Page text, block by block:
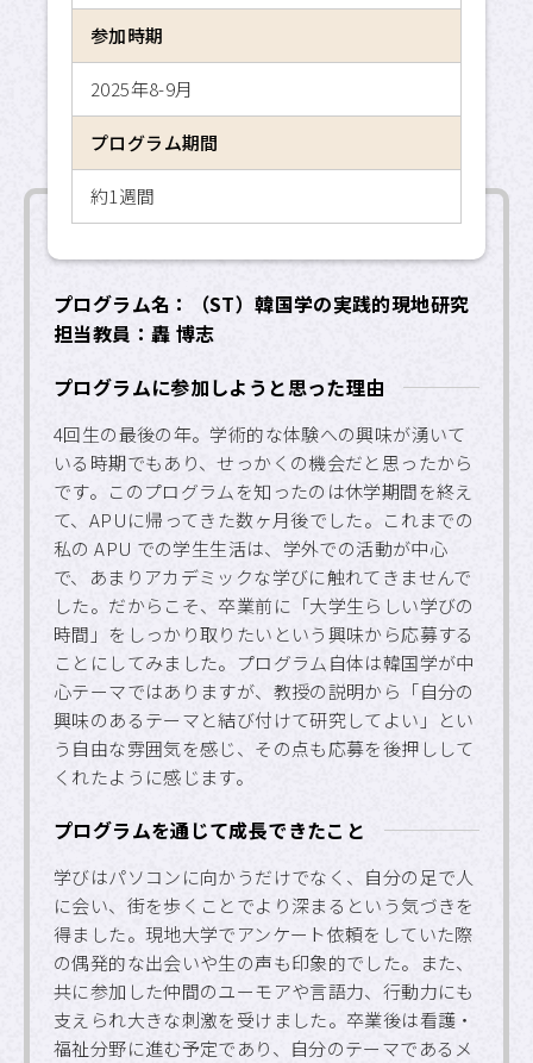
参加時期
2025年8-9月
プログラム期間
約1週間
プログラム名：（ST）韓国学の実践的現地研究
担当教員：轟 博志
プログラムに参加しようと思った理由
4回生の最後の年。学術的な体験への興味が湧いて
いる時期でもあり、せっかくの機会だと思ったから
です。このプログラムを知ったのは休学期間を終え
て、APUに帰ってきた数ヶ月後でした。これまでの
私の APU での学生生活は、学外での活動が中心
で、あまりアカデミックな学びに触れてきませんで
した。だからこそ、卒業前に「大学生らしい学びの
時間」をしっかり取りたいという興味から応募する
ことにしてみました。プログラム自体は韓国学が中
心テーマではありますが、教授の説明から「自分の
興味のあるテーマと結び付けて研究してよい」とい
う自由な雰囲気を感じ、その点も応募を後押しして
くれたように感じます。
プログラムを通じて成長できたこと
学びはパソコンに向かうだけでなく、自分の足で人
に会い、街を歩くことでより深まるという気づきを
得ました。現地大学でアンケート依頼をしていた際
の偶発的な出会いや生の声も印象的でした。また、
共に参加した仲間のユーモアや言語力、行動力にも
支えられ大きな刺激を受けました。卒業後は看護・
福祉分野に進む予定であり、自分のテーマであるメ
APU SALC
APU サービスラーニング・
APU 学生留学アドバイザー